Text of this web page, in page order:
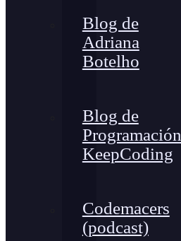
Blog de
Adriana
Botelho
Blog de
Programación
KeepCoding
Codemacers
(podcast)